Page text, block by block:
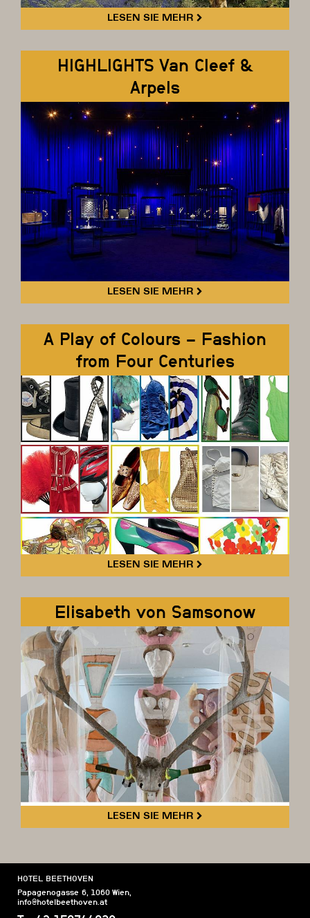
LESEN SIE MEHR
HIGHLIGHTS Van Cleef &
Arpels
LESEN SIE MEHR
A Play of Colours – Fashion
from Four Centuries
LESEN SIE MEHR
Elisabeth von Samsonow
LESEN SIE MEHR
HOTEL BEETHOVEN
Papagenogasse 6, 1060 Wien,
info@hotelbeethoven.at